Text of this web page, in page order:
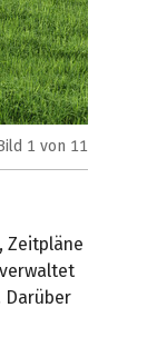
1 von 11
Zeitpläne
Darüber